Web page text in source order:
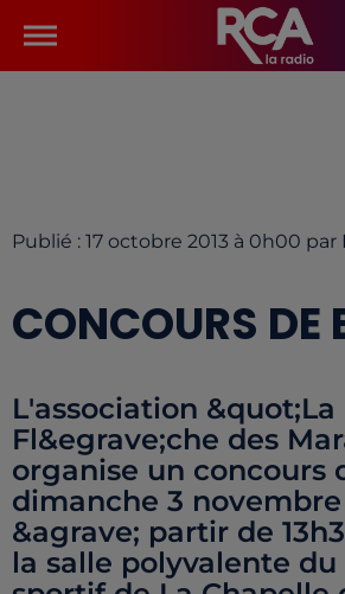
Publié : 17 octobre 2013 à 0h00
CONCOURS DE
L'association &quot;La
Fl&egrave;che des
organise un concours
dimanche 3 novembre
&agrave; partir de
la salle polyvalente